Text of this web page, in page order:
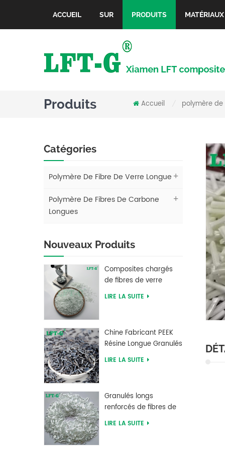
ACCUEIL SUR PRODUITS
Produits Accueil polymère
Catégories
Polymère De Fibre De Verre Longue
Polymère De Fibres De Carbone
Longues
Nouveaux Produits
Composites chargés
de fibres de verre
longues en
LIRE LA SUITE
Chine Fabricant PEEK
Résine Longue Granulés
Renforcés De Fibres De
LIRE LA SUITE
Granulés longs
renforcés de fibres de
verre PLA à acide
LIRE LA SUITE